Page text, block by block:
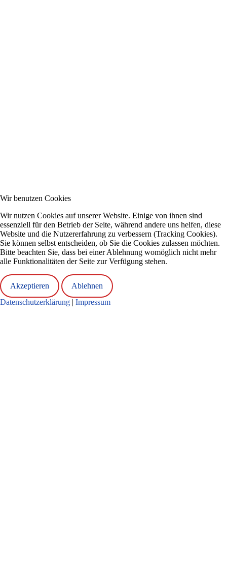
Wir benutzen Cookies
Wir nutzen Cookies auf unserer Website. Einige von ihnen sind
essenziell für den Betrieb der Seite, während andere uns helfen, diese
Website und die Nutzererfahrung zu verbessern (Tracking Cookies).
Sie können selbst entscheiden, ob Sie die Cookies zulassen möchten.
Bitte beachten Sie, dass bei einer Ablehnung womöglich nicht mehr
alle Funktionalitäten der Seite zur Verfügung stehen.
Akzeptieren
Ablehnen
Datenschutzerklärung | Impressum